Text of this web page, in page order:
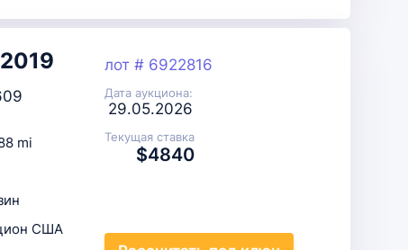
mi
США
лот # 6922816
Дата аукциона:
29.05.2026
Текущая ставка
$4840